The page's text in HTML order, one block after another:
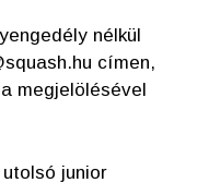
nélkül
címen,
megjelölésével
junior